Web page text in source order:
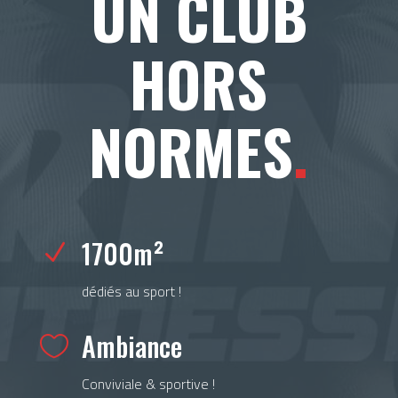
HORS
NORMES.
N 1700m²
dédiés au sport !
 Ambiance
Conviviale & sportive !